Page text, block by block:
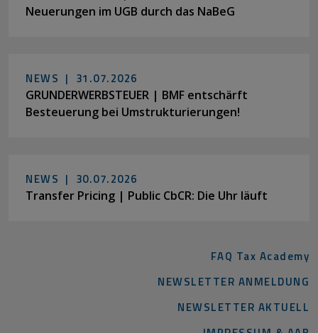
Neuerungen im UGB durch das NaBeG
NEWS | 31.07.2026
GRUNDERWERBSTEUER | BMF entschärft
Besteuerung bei Umstrukturierungen!
NEWS | 30.07.2026
Transfer Pricing | Public CbCR: Die Uhr läuft
FAQ Tax Academy
NEWSLETTER ANMELDUNG
NEWSLETTER AKTUELL